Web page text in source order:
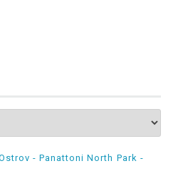
- Panattoni North Park -